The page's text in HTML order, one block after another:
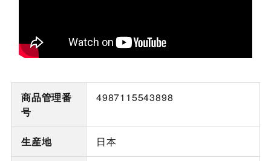
商品管理番
号
4987115543898
生産地 日本